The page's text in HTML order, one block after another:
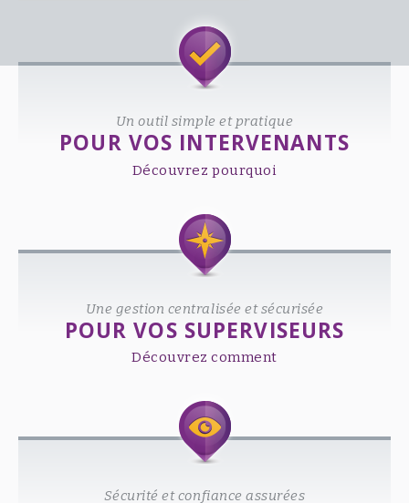
Un outil simple et pratique
POUR VOS INTERVENANTS
Découvrez pourquoi
Une gestion centralisée et sécurisée
POUR VOS SUPERVISEURS
Découvrez comment
Sécurité et confiance assurées